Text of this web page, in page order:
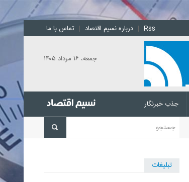
تماس با ما | درباره نسیم اقتصاد | Rss
جمعه، ۱۶ مرداد ۱۴۰۵
جذب خبرنگار
رئیس مرکز ملی پیش‌بینی و
تبلیغات